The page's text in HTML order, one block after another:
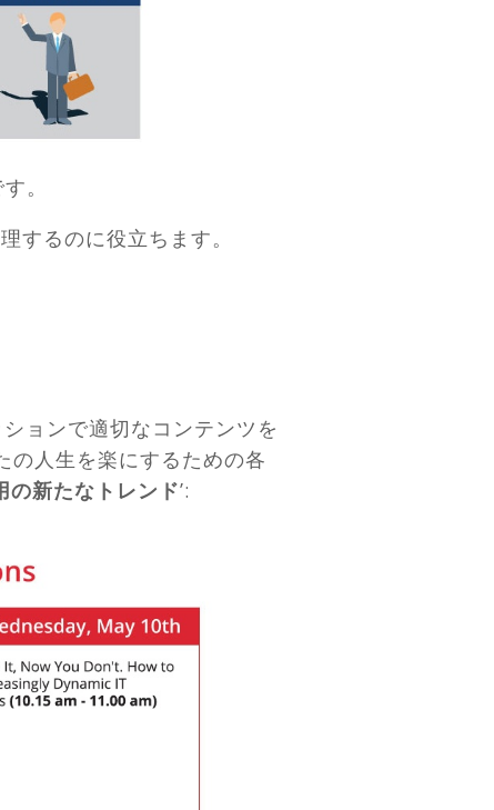
。
するのに役立ちます。
ョンで適切なコンテンツを
の人生を楽にするための各
の新たなトレンド’: